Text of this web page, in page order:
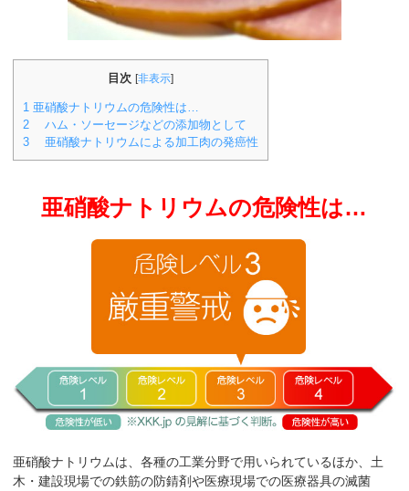
目次 [非表示]
1 亜硝酸ナトリウムの危険性は…
2 ハム・ソーセージなどの添加物として
3 亜硝酸ナトリウムによる加工肉の発癌性
亜硝酸ナトリウムの危険性は…
亜硝酸ナトリウムは、各種の工業分野で用いられているほか、土
木・建設現場での鉄筋の防錆剤や医療現場での医療器具の滅菌